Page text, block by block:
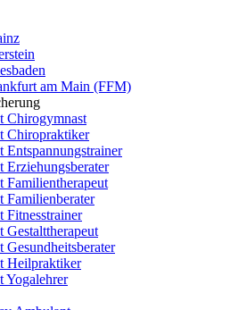
am Main (FFM)
Chirogymnast
Chiropraktiker
Familientherapeut
Familienberater
Fitnesstrainer
Heilpraktiker
Yogalehrer